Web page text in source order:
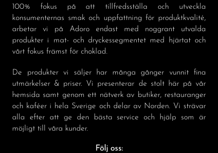
100% fokus på att tillfredsställa och utveckla
konsumenternas smak och uppfattning för produktkvalité,
arbetar vi på Adoro endast med noggrant utvalda
produkter i mat- och dryckessegmentet med hjärtat och
vårt fokus främst för choklad.
De produkter vi säljer har många gånger vunnit fina
utmärkelser & priser. Vi presenterar de stolt här på vår
hemsida samt genom ett nätverk av butiker, restauranger
och kaféer i hela Sverige och delar av Norden. Vi strävar
alla efter att ge den bästa service och hjälp som är
möjligt till våra kunder.
Följ oss: